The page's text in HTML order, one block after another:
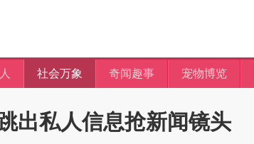
社会万象 奇闻趣事 宠物博览
出私人信息抢新闻镜头